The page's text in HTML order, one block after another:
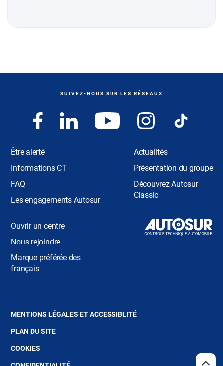
SUIVEZ-NOUS SUR LES RÉSEAUX
Être alerté
Informations CT
FAQ
Les engagements Autosur
Actualités
Présentation du groupe
Découvrez Autosur
Classic
Ouvrir un centre
Nous rejoindre
Marque préférée des
français
MENTIONS LÉGALES ET ACCESSIBLITÉ(OUVRE
PLAN DU SITE
COOKIES